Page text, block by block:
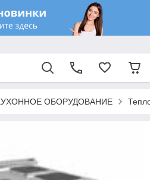
ОБОРУДОВАНИЕ